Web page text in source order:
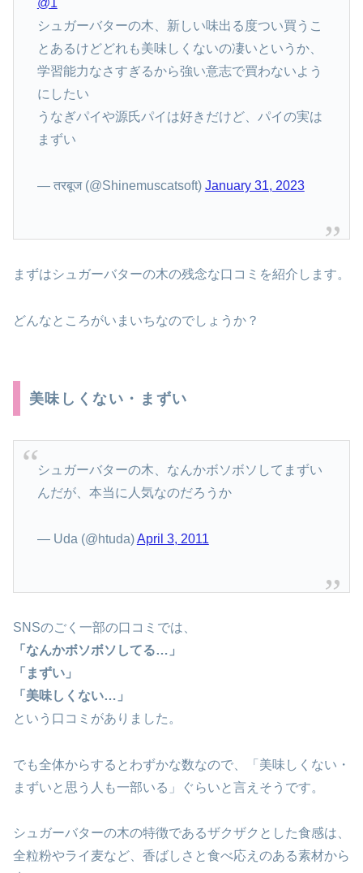
@1
シュガーバターの木、新しい味出る度つい買うこ
とあるけどどれも美味しくないの凄いというか、
学習能力なさすぎるから強い意志で買わないよう
にしたい
うなぎパイや源氏パイは好きだけど、パイの実は
まずい
— तरबूज (@Shinemuscatsoft) January 31, 2023
まずはシュガーバターの木の残念な口コミを紹介します。
どんなところがいまいちなのでしょうか？
美味しくない・まずい
シュガーバターの木、なんかボソボソしてまずい
んだが、本当に人気なのだろうか
— Uda (@htuda)April 3, 2011
SNSのごく一部の口コミでは、
「なんかボソボソしてる…」
「まずい」
「美味しくない…」
という口コミがありました。
でも全体からするとわずかな数なので、「美味しくない・
まずいと思う人も一部いる」ぐらいと言えそうです。
シュガーバターの木の特徴であるザクザクとした食感は、
全粒粉やライ麦など、香ばしさと食べ応えのある素材から